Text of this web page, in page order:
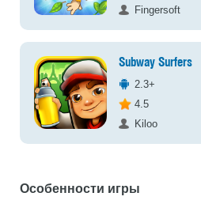
Fingersoft
Subway Surfers
2.3+
4.5
Kiloo
Особенности игры